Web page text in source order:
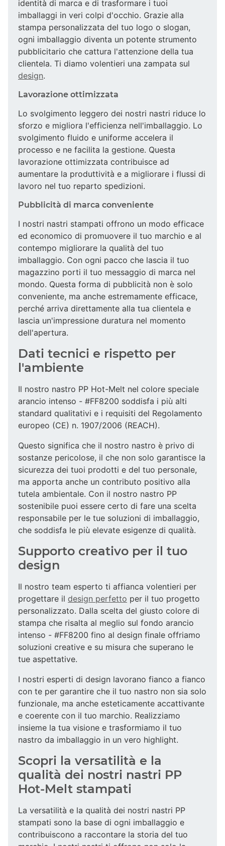
identità di marca e di trasformare i tuoi
imballaggi in veri colpi d'occhio. Grazie alla
stampa personalizzata del tuo logo o slogan,
ogni imballaggio diventa un potente strumento
pubblicitario che cattura l'attenzione della tua
clientela. Ti diamo volentieri una zampata sul
design.
Lavorazione ottimizzata
Lo svolgimento leggero dei nostri nastri riduce lo
sforzo e migliora l'efficienza nell'imballaggio. Lo
svolgimento fluido e uniforme accelera il
processo e ne facilita la gestione. Questa
lavorazione ottimizzata contribuisce ad
aumentare la produttività e a migliorare i flussi di
lavoro nel tuo reparto spedizioni.
Pubblicità di marca conveniente
I nostri nastri stampati offrono un modo efficace
ed economico di promuovere il tuo marchio e al
contempo migliorare la qualità del tuo
imballaggio. Con ogni pacco che lascia il tuo
magazzino porti il tuo messaggio di marca nel
mondo. Questa forma di pubblicità non è solo
conveniente, ma anche estremamente efficace,
perché arriva direttamente alla tua clientela e
lascia un'impressione duratura nel momento
dell'apertura.
Dati tecnici e rispetto per
l'ambiente
Il nostro nastro PP Hot-Melt nel colore speciale
arancio intenso - #FF8200 soddisfa i più alti
standard qualitativi e i requisiti del Regolamento
europeo (CE) n. 1907/2006 (REACH).
Questo significa che il nostro nastro è privo di
sostanze pericolose, il che non solo garantisce la
sicurezza dei tuoi prodotti e del tuo personale,
ma apporta anche un contributo positivo alla
tutela ambientale. Con il nostro nastro PP
sostenibile puoi essere certo di fare una scelta
responsabile per le tue soluzioni di imballaggio,
che soddisfa le più elevate esigenze di qualità.
Supporto creativo per il tuo
design
Il nostro team esperto ti affianca volentieri per
progettare il design perfetto per il tuo progetto
personalizzato. Dalla scelta del giusto colore di
stampa che risalta al meglio sul fondo arancio
intenso - #FF8200 fino al design finale offriamo
soluzioni creative e su misura che superano le
tue aspettative.
I nostri esperti di design lavorano fianco a fianco
con te per garantire che il tuo nastro non sia solo
funzionale, ma anche esteticamente accattivante
e coerente con il tuo marchio. Realizziamo
insieme la tua visione e trasformiamo il tuo
nastro da imballaggio in un vero highlight.
Scopri la versatilità e la
qualità dei nostri nastri PP
Hot-Melt stampati
La versatilità e la qualità dei nostri nastri PP
stampati sono la base di ogni imballaggio e
contribuiscono a raccontare la storia del tuo